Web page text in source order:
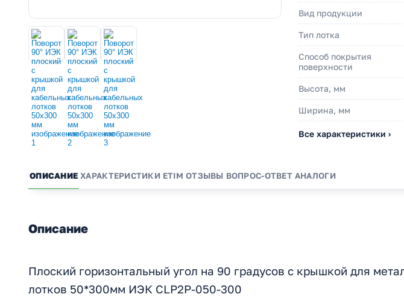
Вид продукции
Тип лотка
Способ покрытия
поверхности
Высота, мм
Ширина, мм
Все характеристики ›
ОПИСАНИЕ ХАРАКТЕРИСТИКИ ETIM ОТЗЫВЫ ВОПРОС-ОТВЕТ АНАЛОГИ
Описание
Плоский горизонтальный угол на 90 градусов с крышкой для
лотков 50*300мм ИЭК CLP2P-050-300